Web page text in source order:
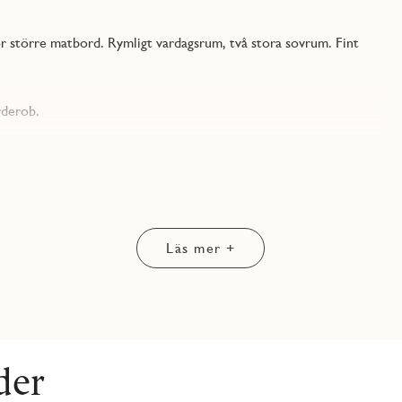
matbord. Rymligt vardagsrum, två stora sovrum. Fint
Bra matplats vid fönstret. Köksluckor och bänkskiva från
varmluftsugn och mikro i högskåp samt två kyl/frys - allt
Läs mer +